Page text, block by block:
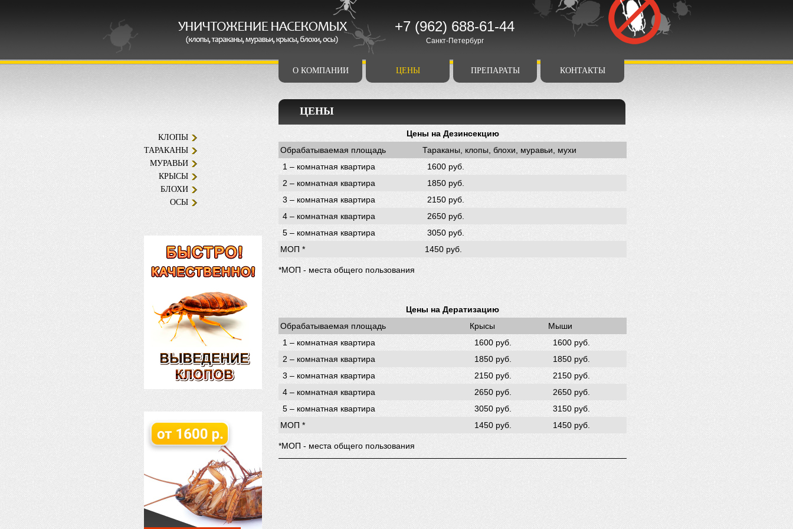
+7 (962) 688-61-44
Санкт-Петербург
О КОМПАНИИ ЦЕНЫ ПРЕПАРАТЫ КОНТАКТЫ
КЛОПЫ
ТАРАКАНЫ
МУРАВЬИ
КРЫСЫ
БЛОХИ
ОСЫ
ЦЕНЫ
Цены на Дезинсекцию
Обрабатываемая площадь
Тараканы, клопы, блохи, муравьи, мухи
1 – комнатная квартира
1600 руб.
2 – комнатная квартира
1850 руб.
3 – комнатная квартира
2150 руб.
4 – комнатная квартира
2650 руб.
5 – комнатная квартира
3050 руб.
МОП *
1450 руб.
*МОП - места общего пользования
Цены на Дератизацию
Обрабатываемая площадь
Крысы
Мыши
1 – комнатная квартира
1600 руб.
1600 руб.
2 – комнатная квартира
1850 руб.
1850 руб.
3 – комнатная квартира
2150 руб.
2150 руб.
4 – комнатная квартира
2650 руб.
2650 руб.
5 – комнатная квартира
3050 руб.
3150 руб.
МОП *
1450 руб. 1450 руб.
*МОП - места общего пользования